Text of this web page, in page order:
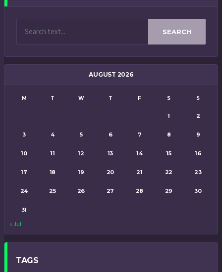
SEARCH
AUGUST 2026
M T W T F S S
1 2
3 4 5 6 7 8 9
10 11 12 13 14 15 16
17 18 19 20 21 22 23
24 25 26 27 28 29 30
31
« Jul
TAGS